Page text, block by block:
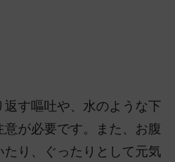
す嘔吐や、水のような下
が必要です。また、お腹
り、ぐったりとして元気